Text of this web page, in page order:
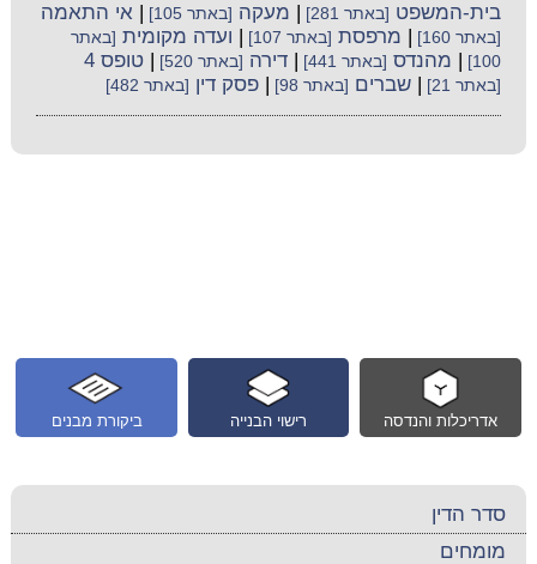
בית-המשפט [באתר 281] מעקה [באתר 105] |אי התאמה
[באתר 160] מרפסת [באתר 107] ועדה מקומית [באתר
100]
מהנדס [באתר 441] |דירה [באתר 520] |טופס 4
[באתר 21] |שברים [באתר 98] |פסק דין [באתר 482]
ביקורת מבנים רישוי הבנייה אדריכלות והנדסה
סדר הדין
מומחים